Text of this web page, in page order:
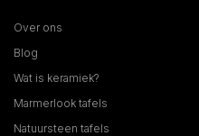
Over ons
Blog
Wat is keramiek?
Marmerlook tafels
Natuursteen tafels